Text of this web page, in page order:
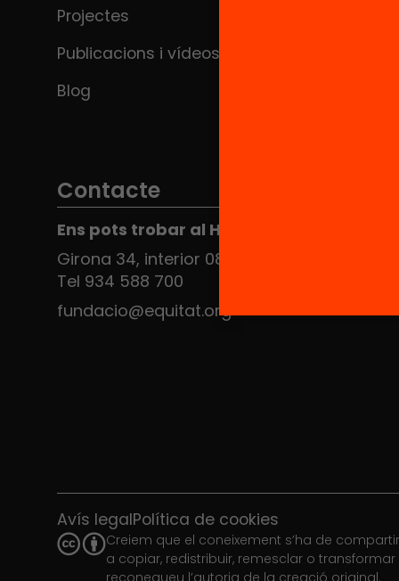
Projectes
Publicacions i vídeos
Blog
Contacte
Ens pots trobar al Hub Social
Girona 34, interior 08010 Barcelona
Tel 934 588 700
fundacio@equitat.org
Avís legalPolítica de cookies
Creiem que el coneixement s’ha de
a copiar, redistribuir, remesclar o
reconegueu l’autoria de la creació original.